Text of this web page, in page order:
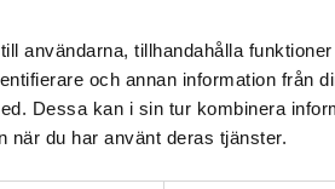
användarna, tillhandahålla
och annan information från
Dessa kan i sin tur kombinera
när du har använt deras tjänster.